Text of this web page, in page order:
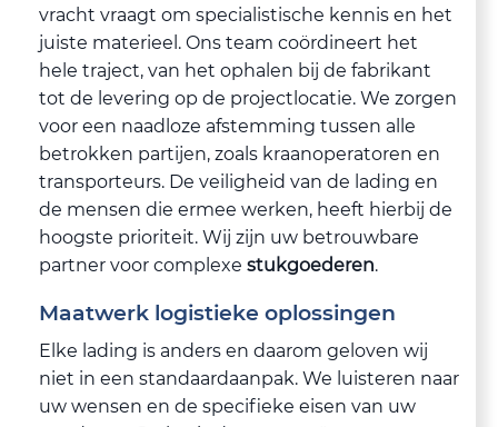
vracht vraagt om specialistische kennis en het
juiste materieel. Ons team coördineert het
hele traject, van het ophalen bij de fabrikant
tot de levering op de projectlocatie. We zorgen
voor een naadloze afstemming tussen alle
betrokken partijen, zoals kraanoperatoren en
transporteurs. De veiligheid van de lading en
de mensen die ermee werken, heeft hierbij de
hoogste prioriteit. Wij zijn uw betrouwbare
partner voor complexe stukgoederen.
Maatwerk logistieke oplossingen
Elke lading is anders en daarom geloven wij
niet in een standaardaanpak. We luisteren naar
uw wensen en de specifieke eisen van uw